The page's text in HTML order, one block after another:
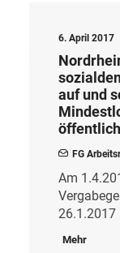
6. April 2017
auf und
FG
Am
Mehr